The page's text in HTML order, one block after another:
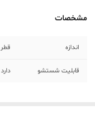
مشخصات
اندازه قطر 25 سانتیمتر
قابلیت شستشو دارد